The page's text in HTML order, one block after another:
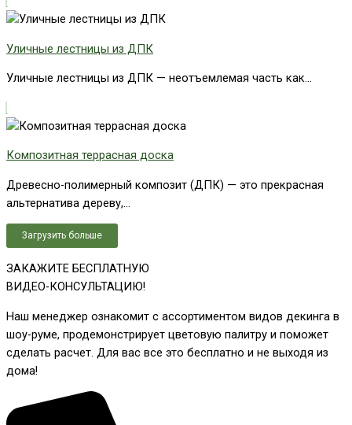
Уличные лестницы из ДПК
Уличные лестницы из ДПК — неотъемлемая часть как...
Композитная террасная доска
Древесно-полимерный композит (ДПК) — это прекрасная
альтернатива дереву,...
Загрузить больше
ЗАКАЖИТЕ БЕСПЛАТНУЮ
ВИДЕО-КОНСУЛЬТАЦИЮ!
Наш менеджер ознакомит с ассортиментом видов декинга в
шоу-руме, продемонстрирует цветовую палитру и поможет
сделать расчет. Для вас все это бесплатно и не выходя из
дома!